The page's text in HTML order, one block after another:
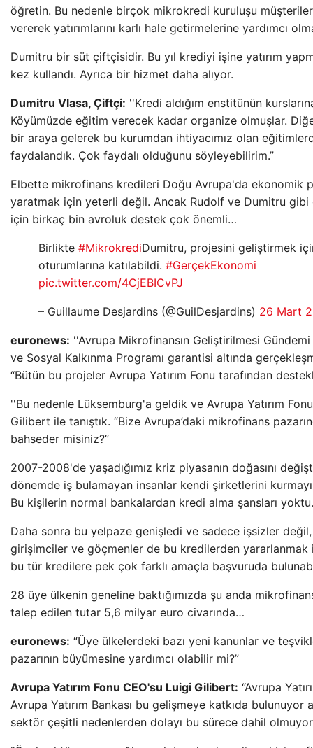
öğretin. Bu nedenle birçok mikrokredi kuruluşu
vererek yatırımlarını karlı hale getirmelerine yardımcı
Dumitru bir süt çiftçisidir. Bu yıl krediyi işine yatırım
kez kullandı. Ayrıca bir hizmet daha alıyor.
Dumitru Vlasa, Çiftçi: ''Kredi aldığım enstitünün
Köyümüzde eğitim verecek kadar organize olmuşlar.
bir araya gelerek bu kurumdan ihtiyacımız olan
faydalandık. Çok faydalı olduğunu söyleyebilirim.”
Elbette mikrofinans kredileri Doğu Avrupa'da ekonomik
yaratmak için yeterli değil. Ancak Rudolf ve Dumitru gibi
için birkaç bin avroluk destek çok önemli…
Birlikte #MikrokrediDumitru, projesini geliştirmek
oturumlarına katılabildi. #GerçekEkonomi
pic.twitter.com/4CjEBICvPJ
– Guillaume Desjardins (@GuilDesjardins) 26 Mart
euronews: ''Avrupa Mikrofinansın Geliştirilmesi
ve Sosyal Kalkınma Programı garantisi altında
“Bütün bu projeler Avrupa Yatırım Fonu tarafından
''Bu nedenle Lüksemburg'a geldik ve Avrupa Yatırım
Gilibert ile tanıştık. “Bize Avrupa’daki mikrofinans
bahseder misiniz?”
2007-2008'de yaşadığımız kriz piyasanın doğasını
dönemde iş bulamayan insanlar kendi şirketlerini
Bu kişilerin normal bankalardan kredi alma şansları yoktu.
Daha sonra bu yelpaze genişledi ve sadece işsizler değil,
girişimciler ve göçmenler de bu kredilerden yararlanmak
bu tür kredilere pek çok farklı amaçla başvuruda
28 üye ülkenin geneline baktığımızda şu anda
talep edilen tutar 5,6 milyar euro civarında…
euronews: “Üye ülkelerdeki bazı yeni kanunlar ve
pazarının büyümesine yardımcı olabilir mi?”
Avrupa Yatırım Fonu CEO'su Luigi Gilibert: “Avrupa
Avrupa Yatırım Bankası bu gelişmeye katkıda bulunuyor
sektör çeşitli nedenlerden dolayı bu sürece dahil